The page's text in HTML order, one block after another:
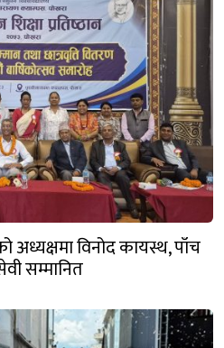
अध्यक्षमा विनोद कायस्थ, पाँच
सम्मानित